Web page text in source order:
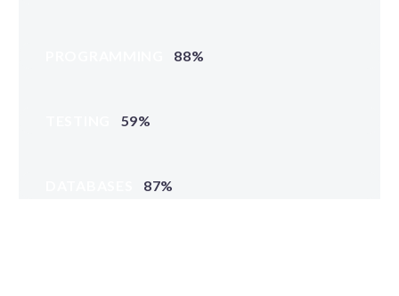
88%
59%
87%